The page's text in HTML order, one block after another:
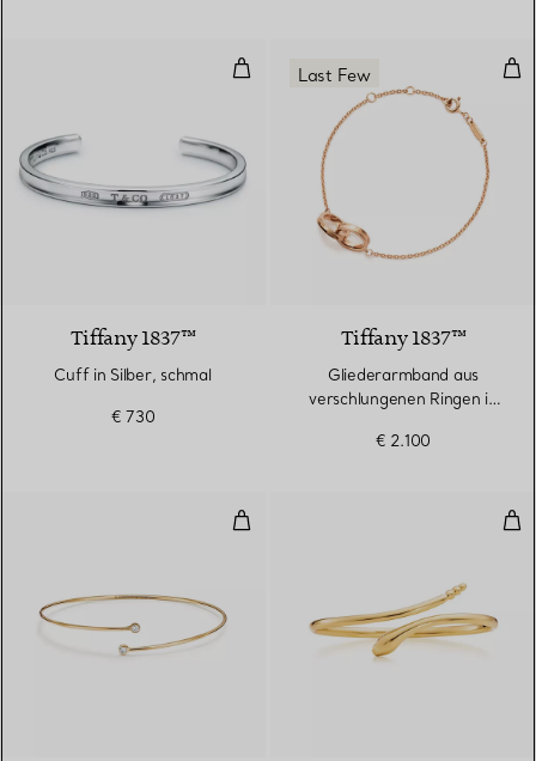
Cuff in Silber, schmal
Tiffany 1837™
Cuff in Silber, schmal
€ 730
Last Few
Tiffany 1837™
Gliederarmband aus
verschlungenen Ringen in
€ 2.100
Einreihiger Diamond Hoop